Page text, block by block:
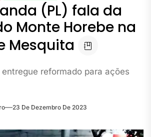
(PL) fala da
Monte Horebe na
Mesquita
reformado para ações
23 De Dezembro De 2023